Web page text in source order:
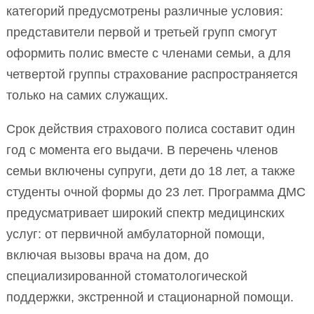
категорий предусмотрены различные условия:
представители первой и третьей групп смогут
оформить полис вместе с членами семьи, а для
четвертой группы страхование распространяется
только на самих служащих.
Срок действия страхового полиса составит один
год с момента его выдачи. В перечень членов
семьи включены супруги, дети до 18 лет, а также
студенты очной формы до 23 лет. Программа ДМС
предусматривает широкий спектр медицинских
услуг: от первичной амбулаторной помощи,
включая вызовы врача на дом, до
специализированной стоматологической
поддержки, экстренной и стационарной помощи.